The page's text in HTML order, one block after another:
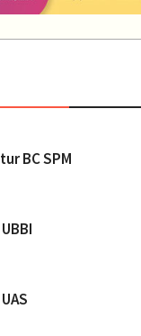
BC SPM